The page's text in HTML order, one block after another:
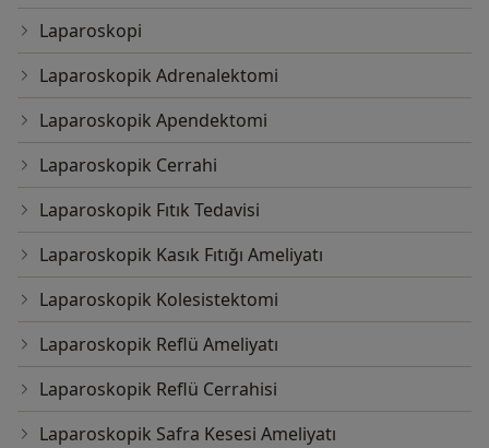
Laparoskopi
Laparoskopik Adrenalektomi
Laparoskopik Apendektomi
Laparoskopik Cerrahi
Laparoskopik Fıtık Tedavisi
Laparoskopik Kasık Fıtığı Ameliyatı
Laparoskopik Kolesistektomi
Laparoskopik Reflü Ameliyatı
Laparoskopik Reflü Cerrahisi
Laparoskopik Safra Kesesi Ameliyatı